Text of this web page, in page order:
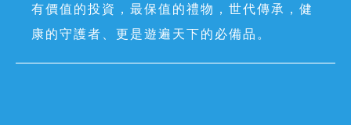
有價值的投資，最保值的禮物，世代傳承，健
康的守護者、更是遊遍天下的必備品。